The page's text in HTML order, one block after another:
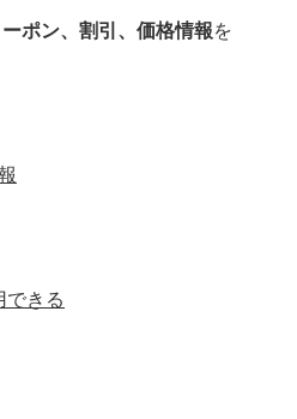
ポン、割引、価格情報を
できる